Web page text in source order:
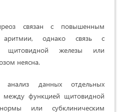
связан с повышенным
аритмии, однако связь с
щитовидной железы или
неясна.
анализ данных отдельных
между функцией щитовидной
или субклиническим